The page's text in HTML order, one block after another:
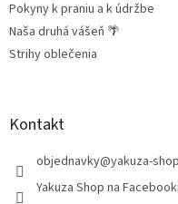
Pokyny k praniu a k údržbe
Naša druhá vášeň 🌴
Strihy oblečenia
Kontakt
objednavky@yakuza-
Yakuza Shop na